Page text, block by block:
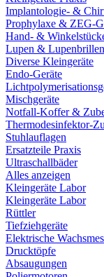
Implantologie- &
Prophylaxe & ZEG-
Hand- &
Lupen & Lupenbrillen
Diverse Kleingeräte
Endo-Geräte
Mischgeräte
Notfall-Koffer &
Thermodesinfektor-
Stuhlauflagen
Ersatzteile Praxis
Ultraschallbäder
Alles anzeigen
Kleingeräte Labor
Kleingeräte Labor
Rüttler
Tiefziehgeräte
Elektrische
Drucktöpfe
Absaugungen